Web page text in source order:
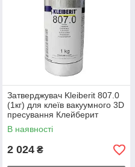
Затверджувач Kleiberit 807.0
(1кг) для клеїв вакуумного 3D
пресування Клейберит
В наявності
2 024 ₴